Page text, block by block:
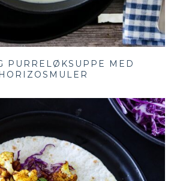
PURRELØKSUPPE MED